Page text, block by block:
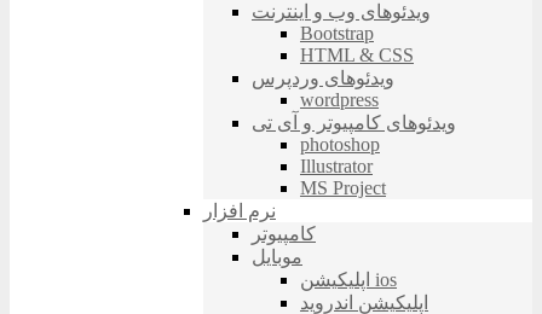
ویدئوهای وب و اینترنت
Bootstrap
HTML & CSS
ویدئوهای وردپرس
wordpress
ویدئوهای کامپیوتر و آی تی
photoshop
Illustrator
MS Project
نرم افزار
کامپیوتر
موبایل
اپلیکیشن ios
اپلیکیشن اندروید